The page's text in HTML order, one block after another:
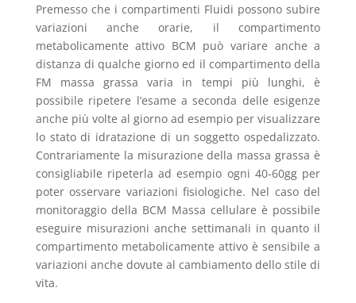
Premesso che i compartimenti Fluidi possono subire
variazioni anche orarie, il compartimento
metabolicamente attivo BCM può variare anche a
distanza di qualche giorno ed il compartimento della
FM massa grassa varia in tempi più lunghi, è
possibile ripetere l’esame a seconda delle esigenze
anche più volte al giorno ad esempio per visualizzare
lo stato di idratazione di un soggetto ospedalizzato.
Contrariamente la misurazione della massa grassa è
consigliabile ripeterla ad esempio ogni 40-60gg per
poter osservare variazioni fisiologiche. Nel caso del
monitoraggio della BCM Massa cellulare è possibile
eseguire misurazioni anche settimanali in quanto il
compartimento metabolicamente attivo è sensibile a
variazioni anche dovute al cambiamento dello stile di
vita.